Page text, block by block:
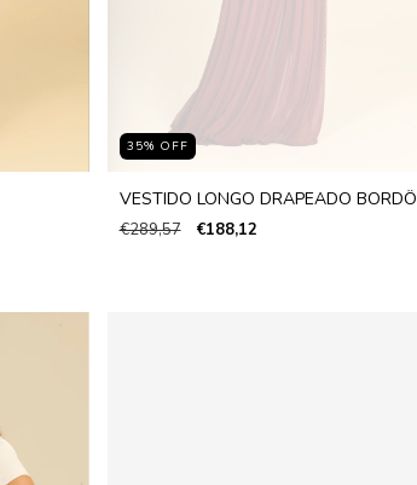
35% OFF
VESTIDO LONGO DRAPEADO BORDÔ
€289,57 €188,12